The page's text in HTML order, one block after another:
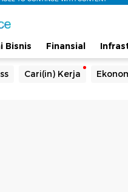
Bisnis Finansial
Cari(in) Kerja